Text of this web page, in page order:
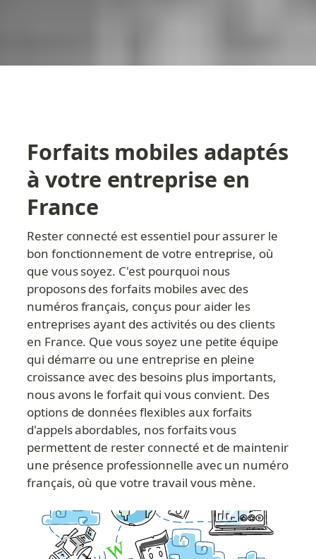
Forfaits mobiles adaptés
à votre entreprise en
France
Rester connecté est essentiel pour assurer le
bon fonctionnement de votre entreprise, où
que vous soyez. C'est pourquoi nous
proposons des forfaits mobiles avec des
numéros français, conçus pour aider les
entreprises ayant des activités ou des clients
en France. Que vous soyez une petite équipe
qui démarre ou une entreprise en pleine
croissance avec des besoins plus importants,
nous avons le forfait qui vous convient. Des
options de données flexibles aux forfaits
d'appels abordables, nos forfaits vous
permettent de rester connecté et de maintenir
une présence professionnelle avec un numéro
français, où que votre travail vous mène.